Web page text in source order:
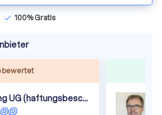
check 100% Gratis
bewertet
OK Training UG (haftungsbeschränkt)